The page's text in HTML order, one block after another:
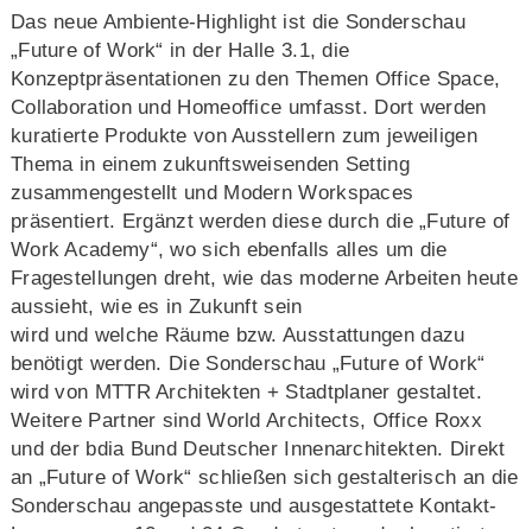
Das neue Ambiente-Highlight ist die Sonderschau
„Future of Work“ in der Halle 3.1, die
Konzeptpräsentationen zu den Themen Office Space,
Collaboration und Homeoffice umfasst. Dort werden
kuratierte Produkte von Ausstellern zum jeweiligen
Thema in einem zukunftsweisenden Setting
zusammengestellt und Modern Workspaces
präsentiert. Ergänzt werden diese durch die „Future of
Work Academy“, wo sich ebenfalls alles um die
Fragestellungen dreht, wie das moderne Arbeiten heute
aussieht, wie es in Zukunft sein
wird und welche Räume bzw. Ausstattungen dazu
benötigt werden. Die Sonderschau „Future of Work“
wird von MTTR Architekten + Stadtplaner gestaltet.
Weitere Partner sind World Architects, Office Roxx
und der bdia Bund Deutscher Innenarchitekten. Direkt
an „Future of Work“ schließen sich gestalterisch an die
Sonderschau angepasste und ausgestattete Kontakt-